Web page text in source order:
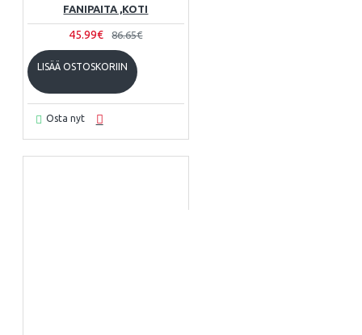
FANIPAITA ,KOTI
45.99€ 86.65€
LISÄÄ OSTOSKORIIN
Osta nyt